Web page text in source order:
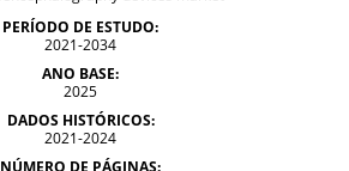
PERÍODO DE ESTUDO:
2021-2034
ANO BASE:
2025
DADOS HISTÓRICOS:
2021-2024
NÚMERO DE PÁGINAS: